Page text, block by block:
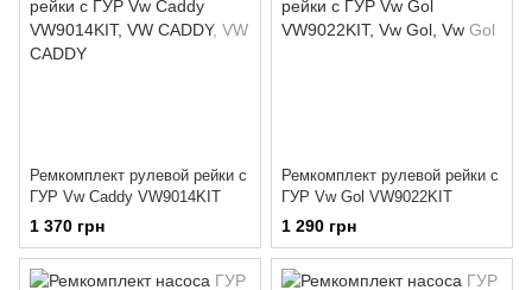
Ремкомплект рулевой рейки с
ГУР Vw Caddy VW9014KIT
1 370 грн
Ремкомплект рулевой рейки с
ГУР Vw Gol VW9022KIT
1 290 грн